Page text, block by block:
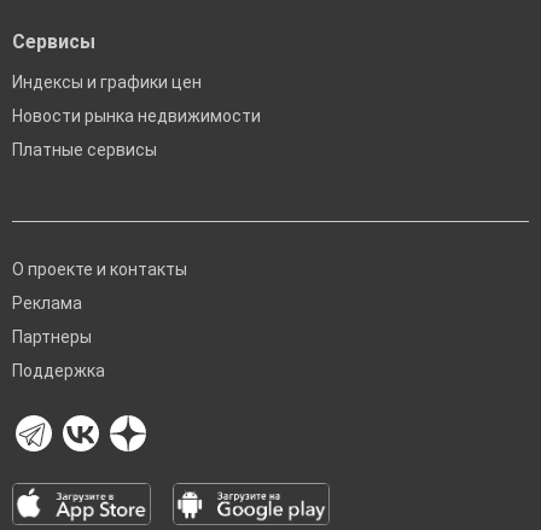
Сервисы
Индексы и графики цен
Новости рынка недвижимости
Платные сервисы
О проекте и контакты
Реклама
Партнеры
Поддержка